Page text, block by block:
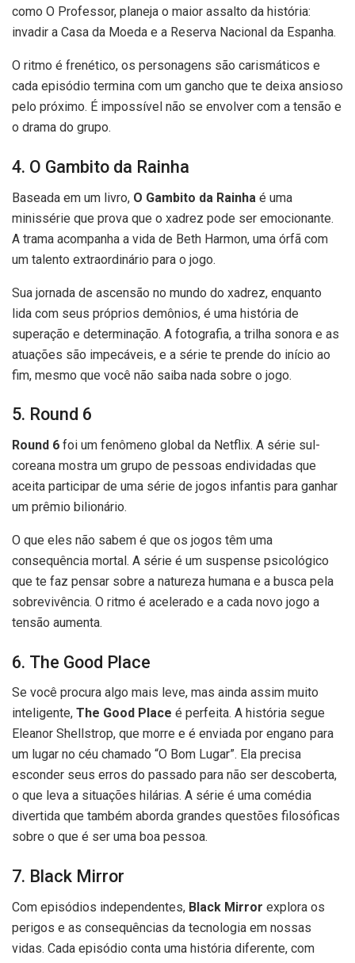
como O Professor, planeja o maior assalto da história:
invadir a Casa da Moeda e a Reserva Nacional da Espanha.
O ritmo é frenético, os personagens são carismáticos e
cada episódio termina com um gancho que te deixa ansioso
pelo próximo. É impossível não se envolver com a tensão e
o drama do grupo.
4. O Gambito da Rainha
Baseada em um livro, O Gambito da Rainha é uma
minissérie que prova que o xadrez pode ser emocionante.
A trama acompanha a vida de Beth Harmon, uma órfã com
um talento extraordinário para o jogo.
Sua jornada de ascensão no mundo do xadrez, enquanto
lida com seus próprios demônios, é uma história de
superação e determinação. A fotografia, a trilha sonora e as
atuações são impecáveis, e a série te prende do início ao
fim, mesmo que você não saiba nada sobre o jogo.
5. Round 6
Round 6 foi um fenômeno global da Netflix. A série sul-
coreana mostra um grupo de pessoas endividadas que
aceita participar de uma série de jogos infantis para ganhar
um prêmio bilionário.
O que eles não sabem é que os jogos têm uma
consequência mortal. A série é um suspense psicológico
que te faz pensar sobre a natureza humana e a busca pela
sobrevivência. O ritmo é acelerado e a cada novo jogo a
tensão aumenta.
6. The Good Place
Se você procura algo mais leve, mas ainda assim muito
inteligente, The Good Place é perfeita. A história segue
Eleanor Shellstrop, que morre e é enviada por engano para
um lugar no céu chamado “O Bom Lugar”. Ela precisa
esconder seus erros do passado para não ser descoberta,
o que leva a situações hilárias. A série é uma comédia
divertida que também aborda grandes questões filosóficas
sobre o que é ser uma boa pessoa.
7. Black Mirror
Com episódios independentes, Black Mirror explora os
perigos e as consequências da tecnologia em nossas
vidas. Cada episódio conta uma história diferente, com